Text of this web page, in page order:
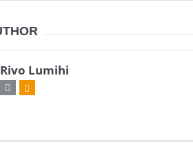
Rivo Lumihi